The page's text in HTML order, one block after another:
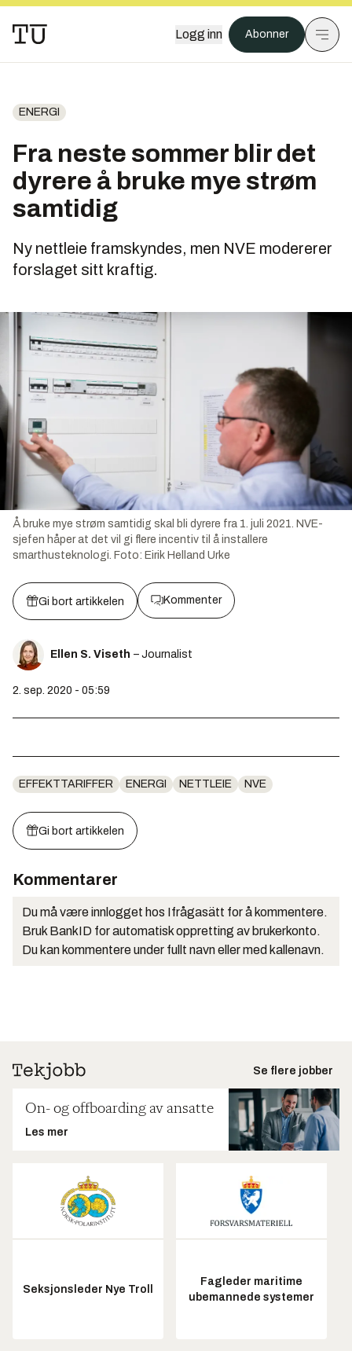
Logg inn Abonner
ENERGI
Fra neste sommer blir det
dyrere å bruke mye strøm
samtidig
Ny nettleie framskyndes, men NVE modererer
forslaget sitt kraftig.
Å bruke mye strøm samtidig skal bli dyrere fra 1. juli 2021. NVE-
sjefen håper at det vil gi flere incentiv til å installere
smarthusteknologi. Foto: Eirik Helland Urke
Gi bort artikkelen Kommenter
Ellen S. Viseth – Journalist
2. sep. 2020 - 05:59
EFFEKTTARIFFER ENERGI NETTLEIE NVE
Gi bort artikkelen
Kommentarer
Du må være innlogget hos Ifrågasätt for å kommentere.
Bruk BankID for automatisk oppretting av brukerkonto.
Du kan kommentere under fullt navn eller med kallenavn.
Se flere jobber
On- og offboarding av ansatte
Les mer
Seksjonsleder Nye Troll
Fagleder maritime
ubemannede systemer